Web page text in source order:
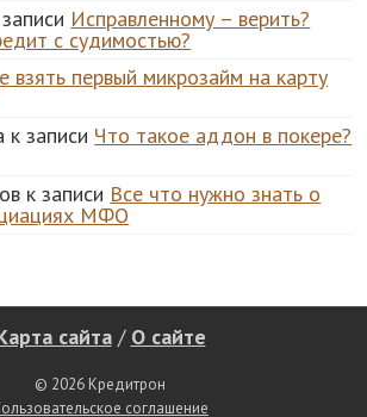
Исправленному – верить?
с судимостью?
взять первый микрозайм на карту
к записи Что такое аддон в покере?
к записи Все что нужно знать о
МФО
сайта/ О сайте
© 2026 Кредитрон
соглашение